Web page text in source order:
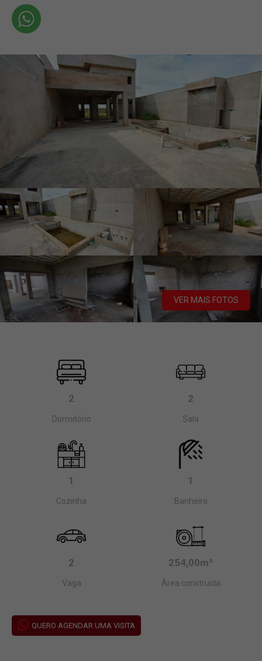
VER MAIS FOTOS
2
Dormitório
2
Sala
1
Cozinha
1
Banheiro
2
Vaga
254,00m²
Área construída
QUERO AGENDAR UMA VISITA